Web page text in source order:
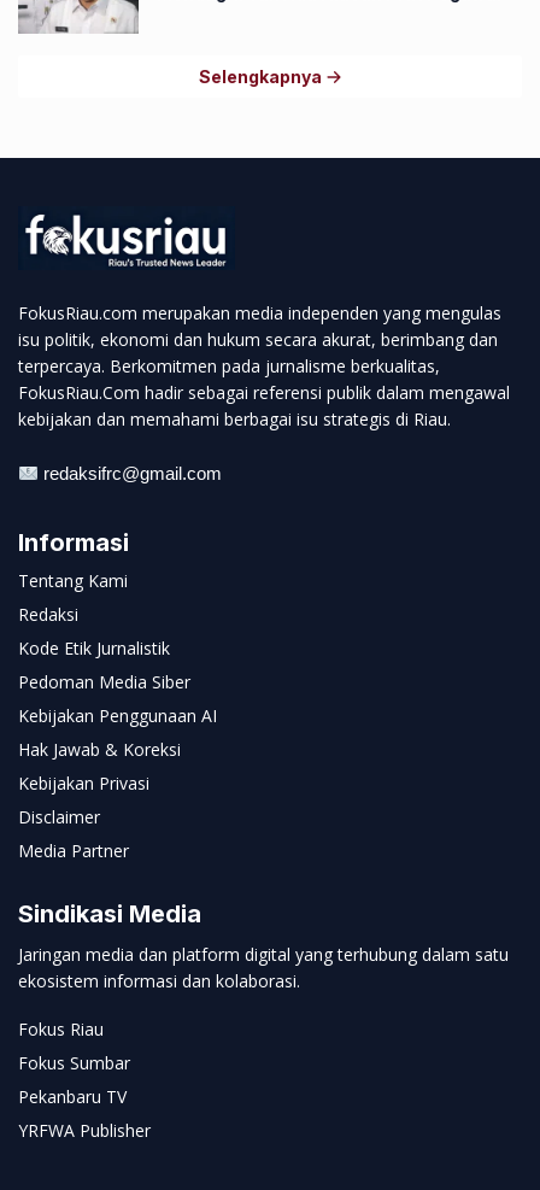
Selengkapnya
FokusRiau.com merupakan media independen yang mengulas
isu politik, ekonomi dan hukum secara akurat, berimbang dan
terpercaya. Berkomitmen pada jurnalisme berkualitas,
FokusRiau.Com hadir sebagai referensi publik dalam mengawal
kebijakan dan memahami berbagai isu strategis di Riau.
redaksifrc@gmail.com
Informasi
Tentang Kami
Redaksi
Kode Etik Jurnalistik
Pedoman Media Siber
Kebijakan Penggunaan AI
Hak Jawab & Koreksi
Kebijakan Privasi
Disclaimer
Media Partner
Sindikasi Media
Jaringan media dan platform digital yang terhubung dalam satu
ekosistem informasi dan kolaborasi.
Fokus Riau
Fokus Sumbar
Pekanbaru TV
YRFWA Publisher